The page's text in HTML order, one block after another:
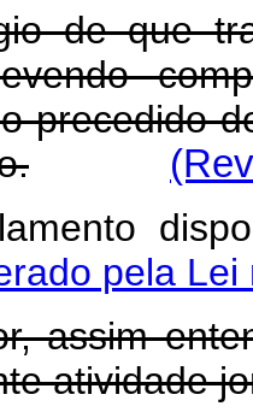
de que
precedido
pela Lei
assim
atividade